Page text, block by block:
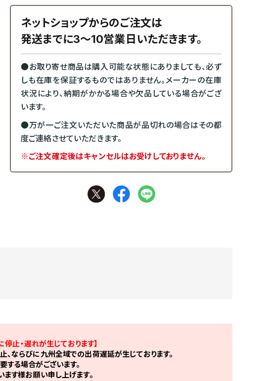
ネットショップからのご注文は
発送までに3～10営業日いただきます。
●お取り寄せ商品は購入可能な状態にありましても、必ず
しも在庫を保証するものではありません。メーカーの在庫
状況により、納期がかかる場合や欠品している場合がござ
います。
●万が一ご注文いただいた商品が品切れの場合はその都
度ご連絡させていただきます。
※ご注文確定後はキャンセルはお受けしておりません。
止・遅れが生じております】
ならびに九州全域での出荷遅延が生じております。
する場合がございます。
す様お願い申し上げます。